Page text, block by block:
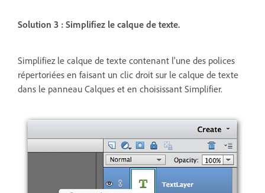
Solution 3 : Simplifiez le calque de texte.
Simplifiez le calque de texte contenant l'une des polices
répertoriées en faisant un clic droit sur le calque de texte
dans le panneau Calques et en choisissant Simplifier.